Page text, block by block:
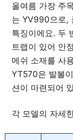
올여름 가장 주
는 YV990으로,
특징이에요. 두
트랩이 있어 안
메쉬 소재를 사
YT570은 발볼
션이 마련되어
각 모델의 자세